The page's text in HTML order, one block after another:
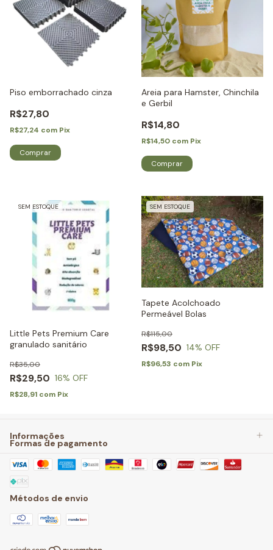
Piso emborrachado cinza
R$27,80
R$27,24 com Pix
Areia para Hamster, Chinchila
e Gerbil
R$14,80
R$14,50 com Pix
SEM ESTOQUE
Little Pets Premium Care
granulado sanitário
R$29,50
R$35,00
16% OFF
R$28,91 com Pix
1/2
SEM ESTOQUE
Tapete Acolchoado
Permeável Bolas
R$98,50
R$115,00
14% OFF
R$96,53 com Pix
Informações
Formas de pagamento
Métodos de envio